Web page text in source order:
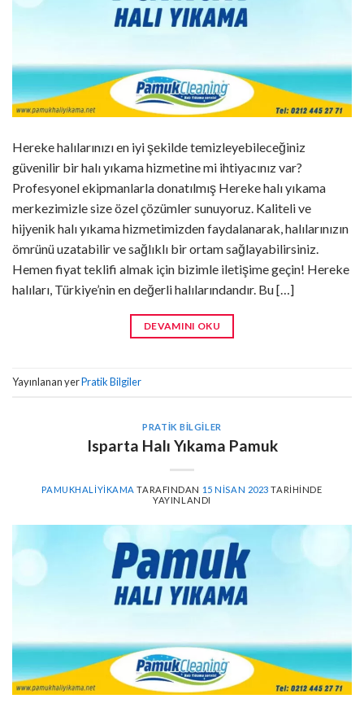
Hereke halılarınızı en iyi şekilde temizleyebileceğiniz
güvenilir bir halı yıkama hizmetine mi ihtiyacınız var?
Profesyonel ekipmanlarla donatılmış Hereke halı yıkama
merkezimizle size özel çözümler sunuyoruz. Kaliteli ve
hijyenik halı yıkama hizmetimizden faydalanarak, halılarınızın
ömrünü uzatabilir ve sağlıklı bir ortam sağlayabilirsiniz.
Hemen fiyat teklifi almak için bizimle iletişime geçin! Hereke
halıları, Türkiye’nin en değerli halılarındandır. Bu […]
DEVAMINI OKU
Yayınlanan yerPratik Bilgiler
PRATIK BILGILER
Isparta Halı Yıkama Pamuk
PAMUKHALIYIKAMA TARAFINDAN 15 NISAN 2023 TARIHINDE
YAYINLANDI